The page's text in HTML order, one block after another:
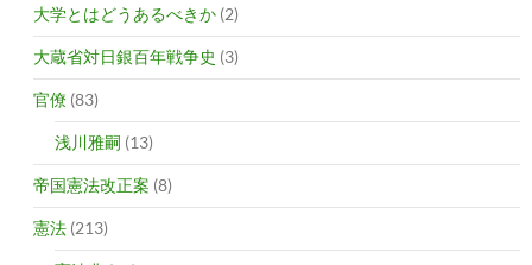
大学とはどうあるべきか (2)
大蔵省対日銀百年戦争史 (3)
官僚 (83)
浅川雅嗣 (13)
帝国憲法改正案 (8)
憲法 (213)